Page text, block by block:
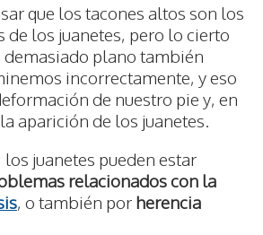
que los tacones altos son los
de los juanetes, pero lo cierto
demasiado plano también
incorrectamente, y eso
de nuestro pie y, en
aparición de los juanetes.
juanetes pueden estar
relacionados con la
, o también por herencia